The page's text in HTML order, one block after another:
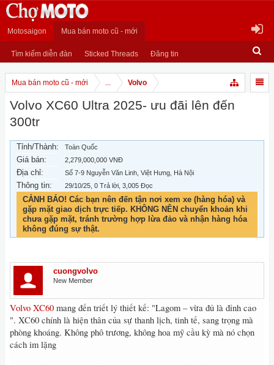
Motosaigon Mua bán moto cũ - mới
Tìm kiếm diễn đàn Sticked Threads Đăng tin
Mua bán moto cũ - mới ... Volvo
Volvo XC60 Ultra 2025- ưu đãi lên đến
300tr
Tỉnh/Thành: Toàn Quốc
Giá bán: 2,279,000,000 VNĐ
Địa chỉ: Số 7-9 Nguyễn Văn Linh, Việt Hưng, Hà Nội
Thông tin: 29/10/25 , 0 Trả lời, 3,005 Đọc
CẢNH BÁO! Các bạn nên đến tận nơi xem xe (hàng hóa) và
gặp mặt giao dịch trực tiếp. KHÔNG NÊN chuyển khoản khi
chưa gặp mặt, tránh trường hợp lừa đảo và nhận hàng hóa
không đúng sự thật.
cuongvolvo
New Member
Volvo XC60 mang đến triết lý thiết kế: "Lagom – vừa đủ là đỉnh cao
". XC60 chính là hiện thân của sự thanh lịch, tinh tế, sang trọng mà
phòng khoáng. Không phô trương, không hoa mỹ cầu kỳ mà nó chọn
cách im lặng